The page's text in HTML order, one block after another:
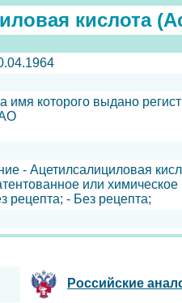
кислота
имя которого выдано
- Ацетилсалициловая
или
рецепта; - Без рецепта;
Российские